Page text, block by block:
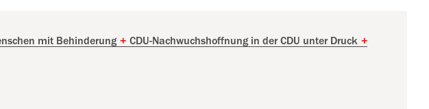
mit Behinderung + CDU-Nachwuchshoffnung in der CDU unter Druck +